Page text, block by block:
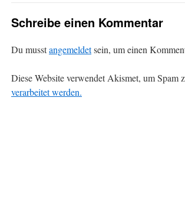
Schreibe einen Kommentar
Du musstangemeldetsein, um einen
Diese Website verwendet Akismet, um Spam
verarbeitet werden.